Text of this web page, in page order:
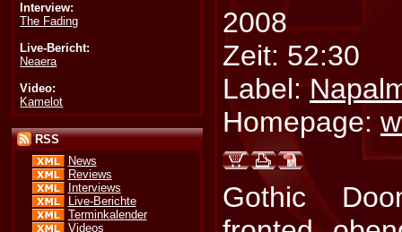
Interview:
The Fading
Live-Bericht:
Neaera
Video:
Kamelot
RSS
News
Reviews
Interviews
Live-Berichte
Terminkalender
Videos
2008
Zeit: 52:30
Label:
Homepage:
Gothic